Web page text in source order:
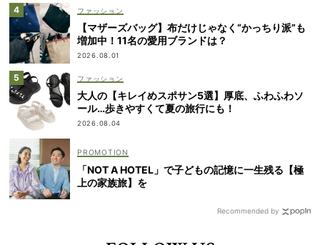
ファッション
【マザーズバッグ】布だけじゃなく“かっちり派”も
増加中！11名の愛用ブランドは？
2026.08.01
ファッション
大人の【キレイめスポサン5選】厚底、ふわふわソ
ール…歩きやすくて夏の旅行にも！
2026.08.04
「NOT A HOTEL」で子どもの記憶に一生残る【極
上の家族旅】を
Recommended by